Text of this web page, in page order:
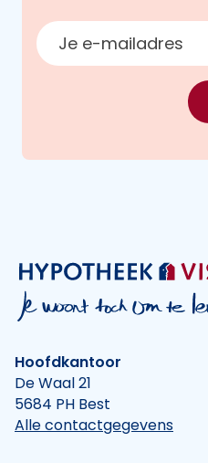
E-mailadres
Hoofdkantoor
De Waal 21
5684 PH Best
Alle contactgegevens